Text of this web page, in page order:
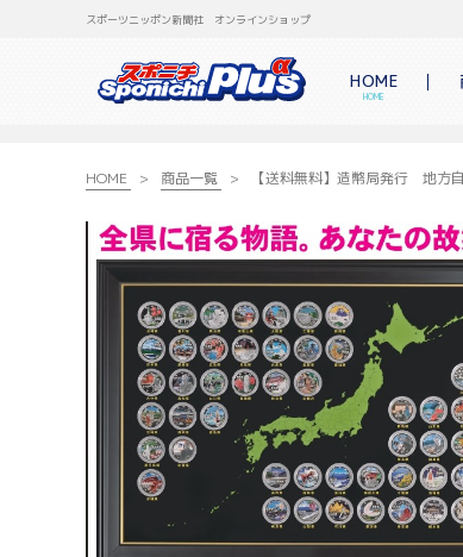
スポーツニッポン新聞社 オンラインショップ
HOME
HOME
HOME 商品一覧 【送料無料】造幣局発行 地方